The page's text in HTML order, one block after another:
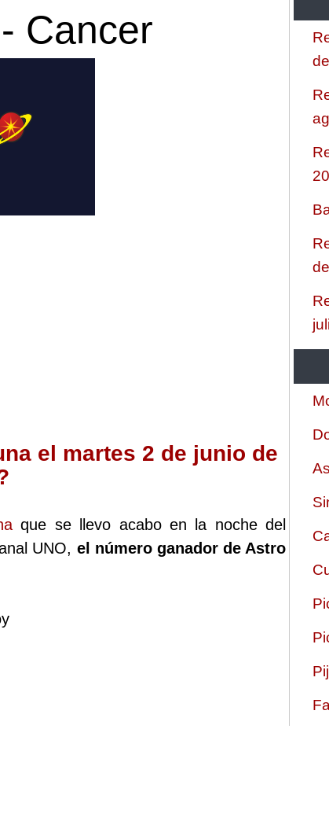
Cancer
el martes 2 de junio de
que se llevo acabo en la noche del
UNO, el número ganador de Astro